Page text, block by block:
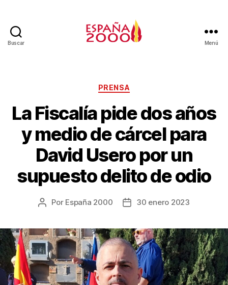
Buscar Menú
PRENSA
La Fiscalía pide dos años
y medio de cárcel para
David Usero por un
supuesto delito de odio
Por España 2000 30 enero 2023